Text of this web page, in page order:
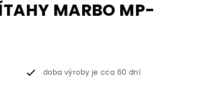
MARBO MP-
doba výroby je cca 60 dní